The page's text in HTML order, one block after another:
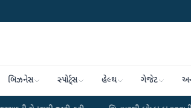
બિઝનેસ સ્પોર્ટ્સ હેલ્થ ગેજેટ